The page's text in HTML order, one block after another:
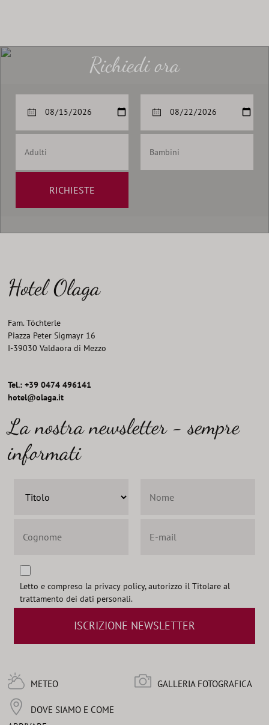
Richiedi ora
RICHIESTE
Hotel Olaga
Fam. Töchterle
Piazza Peter Sigmayr 16
I-39030 Valdaora di Mezzo
Tel.: +39 0474 496141
hotel@olaga.it
La nostra newsletter - sempre
informati
Letto e compreso la privacy policy, autorizzo il Titolare al
trattamento dei dati personali.
ISCRIZIONE NEWSLETTER
METEO GALLERIA FOTOGRAFICA
DOVE SIAMO E COME